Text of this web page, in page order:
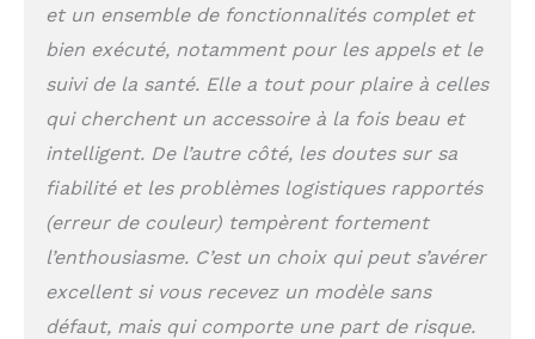
les contacts enregistrés et la fonction
Facebook, SMS, INS, etc.) nous
rapprochent les uns des autres. Cette
smartwatches est compatible avec
manquerez plus jamais les messages
de votre famille et de vos amis. Un
état d'exercice parfait :Prend en
charge plus de 110 modes d'exercice
tels que le yoga, la course à pied, le
vélo, la randonnée, le ski et bien plus
et un ensemble de fonctionnalités complet et
bien exécuté, notamment pour les appels et le
suivi de la santé. Elle a tout pour plaire à celles
qui cherchent un accessoire à la fois beau et
intelligent. De l’autre côté, les doutes sur sa
fiabilité et les problèmes logistiques rapportés
(erreur de couleur) tempèrent fortement
l’enthousiasme. C’est un choix qui peut s’avérer
excellent si vous recevez un modèle sans
défaut, mais qui comporte une part de risque.